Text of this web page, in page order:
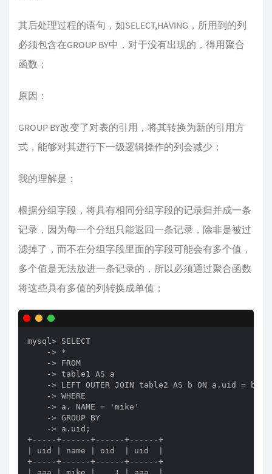
其后处理过程的语句，如SELECT,HAVING，所用到的列
必须包含在GROUP BY中，对于没有出现的，得用聚合
函数；
原因：
GROUP BY改变了对表的引用，将其转换为新的引用方
式，能够对其进行下一级逻辑操作的列会减少；
我的理解是：
根据分组字段，将具有相同分组字段的记录归并成一条
记录，因为每一个分组只能返回一条记录，除非是被过
滤掉了，而不在分组字段里面的字段可能会有多个值，
多个值是无法放进一条记录的，所以必须通过聚合函数
将这些具有多值的列转换成单值；
mysql> SELECT
    -> *
    -> FROM
    -> table1 AS a
-> LEFT OUTER JOIN table2 AS b ON a.uid =
    -> WHERE
    -> a. NAME = 'mike'
    -> GROUP BY
    -> a.uid;
+-----+------+------+------+
| uid | name | oid  | uid  |
+-----+------+------+------+